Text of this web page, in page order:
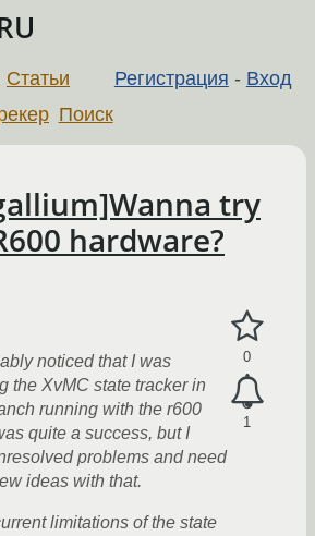
Регистрация - Вход
Статьи
Поиск
try
hardware?
0
1
noticed that I was
the XvMC state tracker in
running with the r600
quite a success, but I
problems and need
ideas with that.
limitations of the state